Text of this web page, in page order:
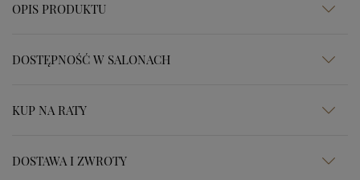
OPIS PRODUKTU
DOSTĘPNOŚĆ W SALONACH
KUP NA RATY
DOSTAWA I ZWROTY